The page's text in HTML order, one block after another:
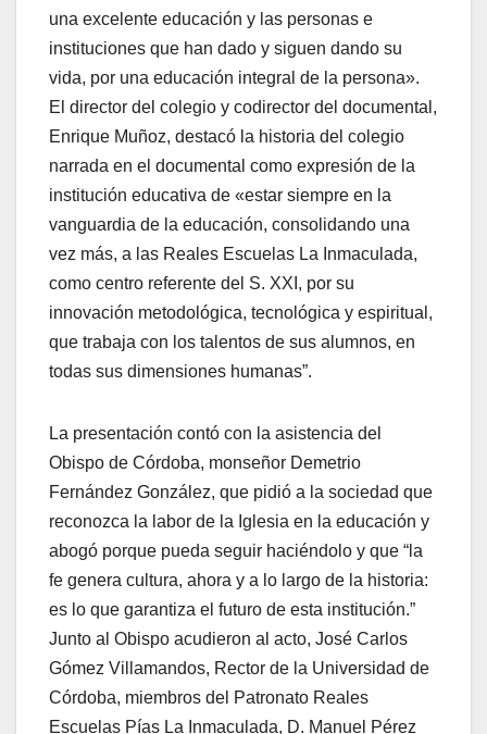
una excelente educación y las personas e
instituciones que han dado y siguen dando su
vida, por una educación integral de la persona».
El director del colegio y codirector del documental,
Enrique Muñoz, destacó la historia del colegio
narrada en el documental como expresión de la
institución educativa de «estar siempre en la
vanguardia de la educación, consolidando una
vez más, a las Reales Escuelas La Inmaculada,
como centro referente del S. XXI, por su
innovación metodológica, tecnológica y espiritual,
que trabaja con los talentos de sus alumnos, en
todas sus dimensiones humanas”.
La presentación contó con la asistencia del
Obispo de Córdoba, monseñor Demetrio
Fernández González, que pidió a la sociedad que
reconozca la labor de la Iglesia en la educación y
abogó porque pueda seguir haciéndolo y que “la
fe genera cultura, ahora y a lo largo de la historia:
es lo que garantiza el futuro de esta institución.”
Junto al Obispo acudieron al acto, José Carlos
Gómez Villamandos, Rector de la Universidad de
Córdoba, miembros del Patronato Reales
Escuelas Pías La Inmaculada, D. Manuel Pérez